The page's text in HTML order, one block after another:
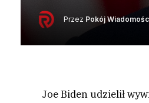
Przez Pokój
Joe Biden udzielił